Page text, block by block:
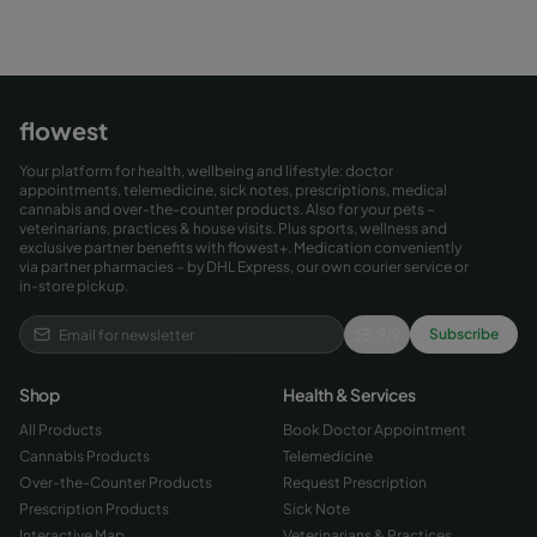
flowest
Your platform for health, wellbeing and lifestyle: doctor
appointments, telemedicine, sick notes, prescriptions, medical
cannabis and over-the-counter products. Also for your pets –
veterinarians, practices & house visits. Plus sports, wellness and
exclusive partner benefits with flowest+. Medication conveniently
via partner pharmacies – by DHL Express, our own courier service or
in-store pickup.
Subscribe
Shop
All Products
Cannabis Products
Over-the-Counter Products
Prescription Products
Health & Services
Book Doctor Appointment
Telemedicine
Request Prescription
Sick Note